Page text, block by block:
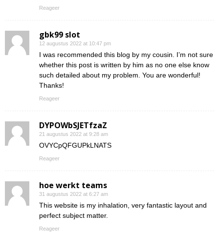
Reageer
gbk99 slot
12 augustus 2022 at 10:47 pm
I was recommended this blog by my cousin. I’m not sure
whether this post is written by him as no one else know
such detailed about my problem. You are wonderful!
Thanks!
Reageer
DYPOWbSJETfzaZ
21 augustus 2022 at 9:28 am
OVYCpQFGUPkLNATS
Reageer
hoe werkt teams
31 augustus 2022 at 6:27 am
This website is my inhalation, very fantastic layout and
perfect subject matter.
Reageer